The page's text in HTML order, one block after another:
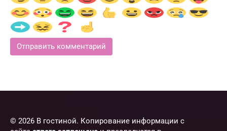
© 2026 В гостиной. Копирование информации с